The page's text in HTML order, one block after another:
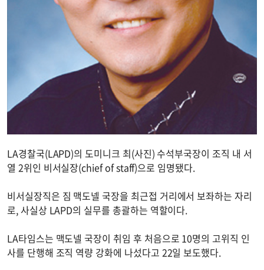
LA경찰국(LAPD)의 도미니크 최(사진) 수석부국장이 조직 내 서
열 2위인 비서실장(chief of staff)으로 임명됐다.
비서실장직은 짐 맥도넬 국장을 최근접 거리에서 보좌하는 자리
로, 사실상 LAPD의 실무를 총괄하는 역할이다.
LA타임스는 맥도넬 국장이 취임 후 처음으로 10명의 고위직 인
사를 단행해 조직 역량 강화에 나섰다고 22일 보도했다.